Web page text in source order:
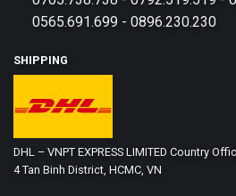
0565.691.699 - 0896.230.230
SHIPPING
DHL – VNPT EXPRESS LIMITED Country
4 Tan Binh District, HCMC, VN